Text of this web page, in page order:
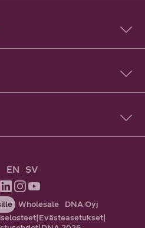
EN SV
Wholesale
DNA Oyj
|Evästeasetukset|